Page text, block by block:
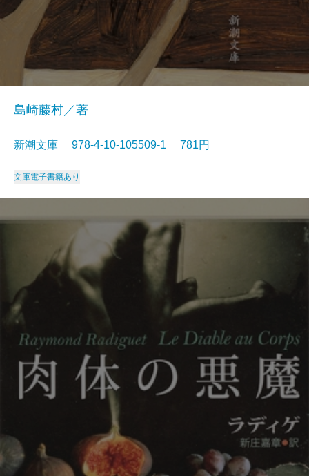
島崎藤村／著
新潮文庫 978-4-10-105509-1 781円
文庫電子書籍あり